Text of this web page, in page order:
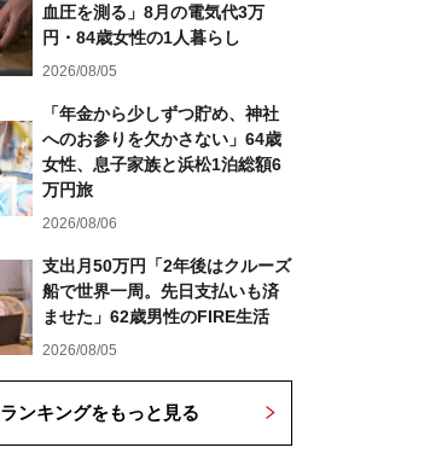
血圧を測る」8月の電気代3万
円・84歳女性の1人暮らし
2026/08/05
「年金から少しずつ貯め、神社
へのお参りを欠かさない」64歳
女性、息子家族と浜松1泊総額6
万円旅
2026/08/06
支出月50万円「2年後はクルーズ
船で世界一周。先日支払いも済
ませた」62歳男性のFIRE生活
2026/08/05
ランキングをもっと見る